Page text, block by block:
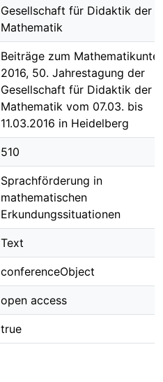
Gesellschaft für Didaktik der
Mathematik
Beiträge zum
2016, 50. Jahrestagung der
Gesellschaft für Didaktik der
Mathematik vom 07.03. bis
11.03.2016 in Heidelberg
510
Sprachförderung in
mathematischen
Erkundungssituationen
Text
conferenceObject
open access
true